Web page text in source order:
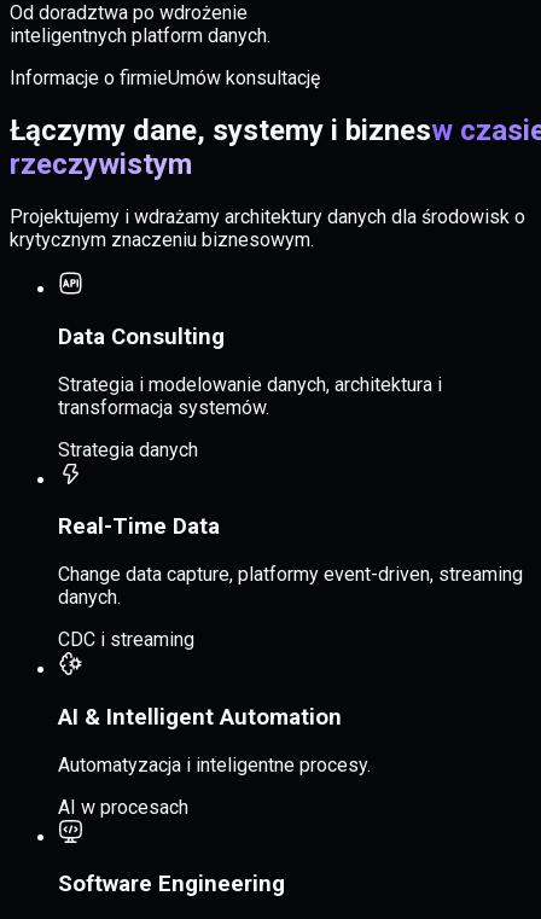
Od doradztwa po wdrożenie
inteligentnych platform danych.
Informacje o firmieUmów konsultację
Łączymy dane, systemy i biznesw
rzeczywistym
Projektujemy i wdrażamy architektury danych dla środowisk o
krytycznym znaczeniu biznesowym.
Data Consulting
Strategia i modelowanie danych, architektura i
transformacja systemów.
Strategia danych
Real-Time Data
Change data capture, platformy event-driven, streaming
danych.
CDC i streaming
AI & Intelligent Automation
Automatyzacja i inteligentne procesy.
AI w procesach
Software Engineering